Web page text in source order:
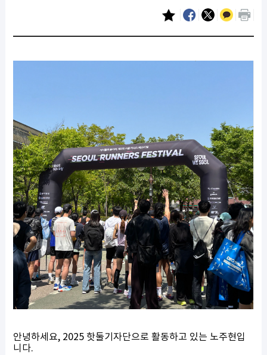
안녕하세요, 2025 핫둘기자단으로 활동하고 있는 노주현입
니다.